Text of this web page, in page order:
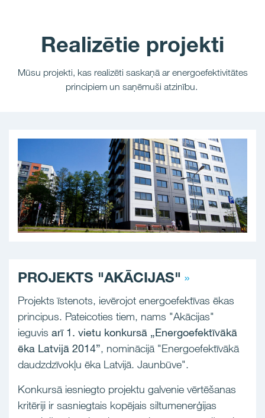
Realizētie projekti
Mūsu projekti, kas realizēti saskaņā ar energoefektivitātes
principiem un saņēmuši atzinību.
PROJEKTS "AKĀCIJAS"
Projekts īstenots, ievērojot energoefektīvas ēkas
principus. Pateicoties tiem, nams "Akācijas"
ieguvis arī 1. vietu konkursā „Energoefektīvākā
ēka Latvijā 2014”, nominācijā "Energoefektīvākā
daudzdzīvokļu ēka Latvijā. Jaunbūve".
Konkursā iesniegto projektu galvenie vērtēšanas
kritēriji ir sasniegtais kopējais siltumenerģijas